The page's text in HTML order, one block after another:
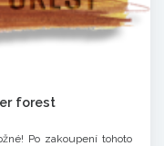
forest
Po zakoupení tohoto